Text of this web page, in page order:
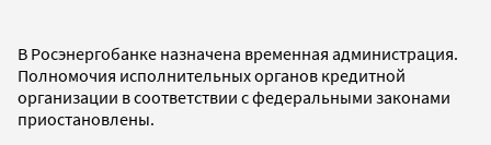
В Росэнергобанке назначена временная администрация.
Полномочия исполнительных органов кредитной
организации в соответствии с федеральными законами
приостановлены.